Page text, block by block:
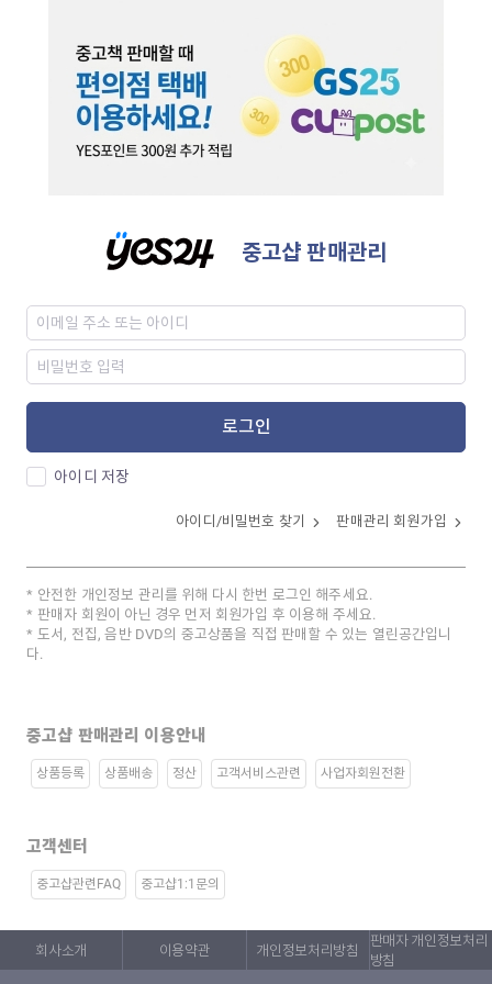
중고샵 판매관리
로그인
아이디 저장
아이디/비밀번호 찾기 판매관리 회원가입
안전한 개인정보 관리를 위해 다시 한번 로그인 해주세요.
판매자 회원이 아닌 경우 먼저 회원가입 후 이용해 주세요.
도서, 전집, 음반 DVD의 중고상품을 직접 판매할 수 있는 열린공간입니
다.
중고샵 판매관리 이용안내
상품등록 상품배송 정산 고객서비스관련 사업자회원전환
고객센터
중고샵관련FAQ 중고샵1:1문의
회사소개 이용약관 개인정보처리방침
판매자 개인정보처리
방침